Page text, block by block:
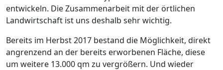
entwickeln. Die Zusammenarbeit mit der örtlichen
Landwirtschaft ist uns deshalb sehr wichtig.
Bereits im Herbst 2017 bestand die Möglichkeit, direkt
angrenzend an der bereits erworbenen Fläche, diese
um weitere 13.000 qm zu vergrößern. Und wieder